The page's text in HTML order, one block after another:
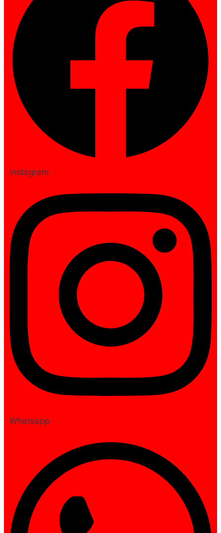
Instagram
Whatsapp